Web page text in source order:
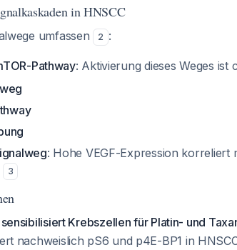
in HNSCC
umfassen 2 :
Pathway: Aktivierung dieses Weges
: Hohe VEGF-Expression korreliert
3
Krebszellen für Platin- und
nachweislich pS6 und p4E-BP1 in